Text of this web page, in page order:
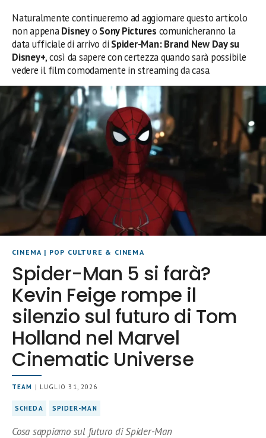
Naturalmente continueremo ad aggiornare questo articolo
non appenaDisneyo Sony Pictures comunicheranno la
data ufficiale di arrivo di Spider-Man: Brand New Day su
Disney+, così da sapere con certezza quando sarà possibile
vedere il film comodamente in streaming da casa.
CINEMA | POP CULTURE & CINEMA
Spider-Man 5 si farà?
Kevin Feige rompe il
silenzio sul futuro di Tom
Holland nel Marvel
Cinematic Universe
TEAM | LUGLIO 31, 2026
SCHEDA SPIDER-MAN
Cosa sappiamo sul futuro di Spider-Man